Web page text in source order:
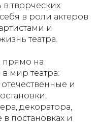
в творческих
в роли актеров
и
театра.
прямо на
мир театра:
и
декоратора,
постановках и